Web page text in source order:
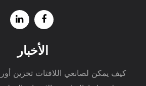
الأخبار
كيف يمكن لصانعي اللافتات تخزين